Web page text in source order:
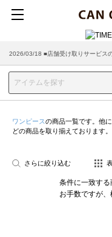
2026/03/18 ■店舗受け取りサービス
ワンピースの商品一覧です。他
どの商品を取り揃えております。
さらに絞り込む
条件に一致する
お手数ですが、